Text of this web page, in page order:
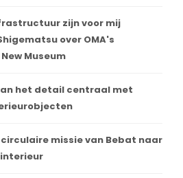
zijn voor mij
over OMA's
Museum
het detail centraal met
missie van Bebat naar